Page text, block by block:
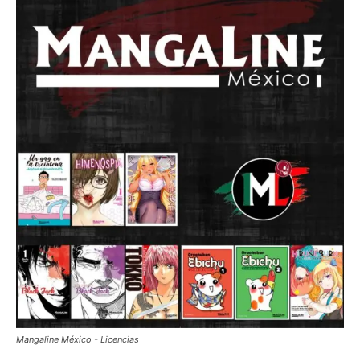
Mangaline México - Licencias